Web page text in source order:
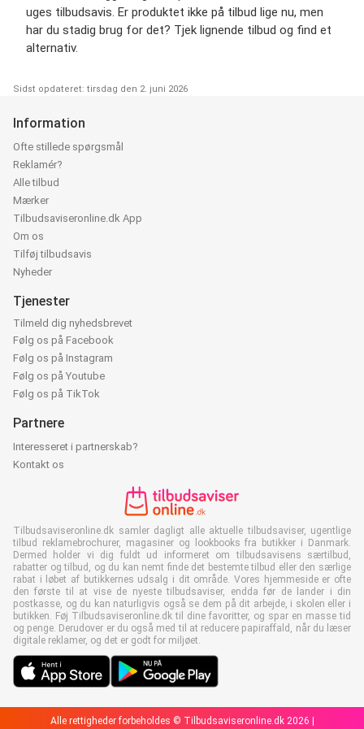
uges tilbudsavis. Er produktet ikke på tilbud lige nu, men
har du stadig brug for det? Tjek lignende tilbud og find et
alternativ.
Sidst opdateret: tirsdag den 2. juni 2026
Information
Ofte stillede spørgsmål
Reklamér?
Alle tilbud
Mærker
Tilbudsaviseronline.dk App
Om os
Tilføj tilbudsavis
Nyheder
Tjenester
Tilmeld dig nyhedsbrevet
Følg os på Facebook
Følg os på Instagram
Følg os på Youtube
Følg os på TikTok
Partnere
Interesseret i partnerskab?
Kontakt os
Tilbudsaviseronline.dk samler dagligt alle aktuelle tilbudsaviser, ugentlige
tilbud reklamebrochurer, magasiner og lookbooks fra butikker i Danmark.
Dermed holder vi dig fuldt ud informeret om tilbudsavisens særtilbud,
rabatter og tilbud, og du kan nemt finde det bestemte tilbud eller den særlige
rabat i løbet af butikkernes udsalg i dit område. Vores hjemmeside er ofte
den første til at vise de nyeste tilbudsaviser, endda før de lander i din
postkasse, og du kan naturligvis også se dem på dit arbejde, i skolen eller i
butikken. Føj Tilbudsaviseronline.dk til dine favoritter, og spar en masse tid
og penge. Derudover er du også med til at reducere papiraffald, når du læser
digitale reklamer, og det er godt for miljøet.
Alle rettigheder forbeholdes © Tilbudsaviseronline.dk 2026 |